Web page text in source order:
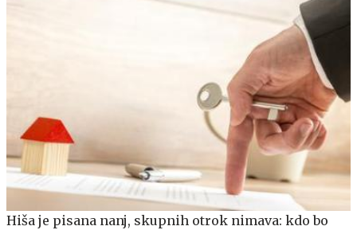
Hiša je pisana nanj, skupnih otrok nimava: kdo bo